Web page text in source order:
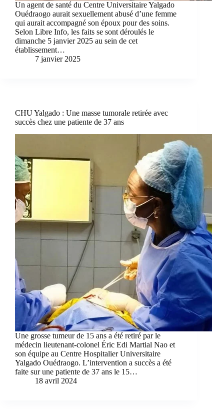
Un agent de santé du Centre Universitaire Yalgado
Ouédraogo aurait sexuellement abusé d’une femme
qui aurait accompagné son époux pour des soins.
Selon Libre Info, les faits se sont déroulés le
dimanche 5 janvier 2025 au sein de cet
établissement…
7 janvier 2025
CHU Yalgado : Une masse tumorale retirée avec
succès chez une patiente de 37 ans
Une grosse tumeur de 15 ans a été retiré par le
médecin lieutenant-colonel Éric Edi Martial Nao et
son équipe au Centre Hospitalier Universitaire
Yalgado Ouédraogo. L’intervention a succès a été
faite sur une patiente de 37 ans le 15…
18 avril 2024